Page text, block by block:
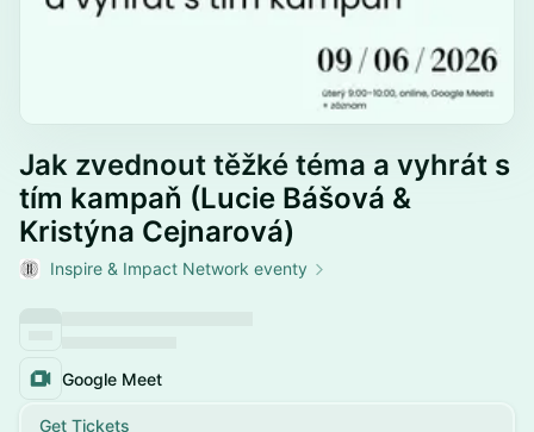
Jak zvednout těžké téma a vyhrát s
tím kampaň (Lucie Bášová &
Kristýna Cejnarová)
Inspire & Impact Network eventy
Google Meet
Get Tickets